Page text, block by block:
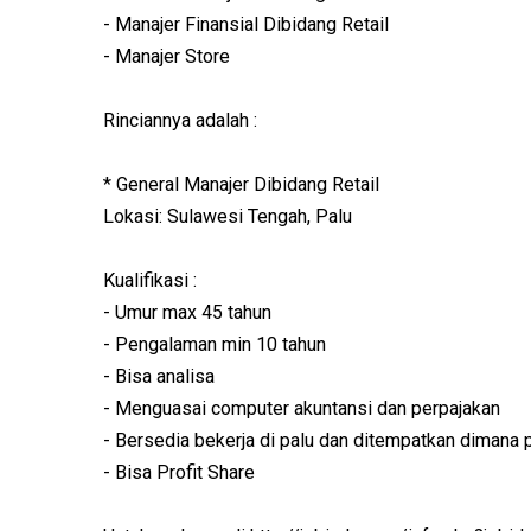
- Manajer Finansial Dibidang Retail
- Manajer Store
Rinciannya adalah :
* General Manajer Dibidang Retail
Lokasi: Sulawesi Tengah, Palu
Kualifikasi :
- Umur max 45 tahun
- Pengalaman min 10 tahun
- Bisa analisa
- Menguasai computer akuntansi dan perpajakan
- Bersedia bekerja di palu dan ditempatkan dimana
- Bisa Profit Share